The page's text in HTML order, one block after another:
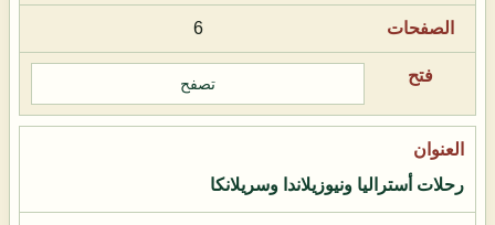
6
تصفح
رحلات أستراليا ونيوزيلاندا وسريلانكا